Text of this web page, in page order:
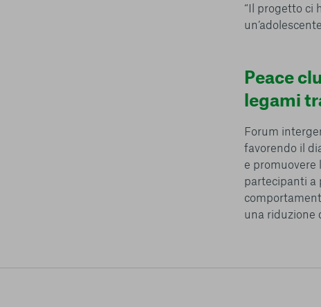
“Il progetto ci
Peace
legami
Forum
favorendo il
e promuovere
partecipanti a
una riduzione